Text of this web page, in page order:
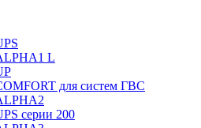
L
для систем ГВС
серии 200